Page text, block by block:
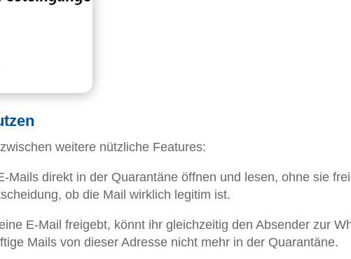
weitere nützliche Features:
Mails direkt in der Quarantäne öffnen und lesen, ohne sie
ob die Mail wirklich legitim ist.
E-Mail freigebt, könnt ihr gleichzeitig den Absender zur
Mails von dieser Adresse nicht mehr in der Quarantäne.